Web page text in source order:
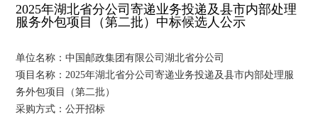
2025年湖北省分公司寄递业务投递及县市内部处理
服务外包项目（第二批）中标候选人公示
单位名称：中国邮政集团有限公司湖北省分公司
项目名称：2025年湖北省分公司寄递业务投递及县市内部处理服
务外包项目（第二批）
采购方式：公开招标